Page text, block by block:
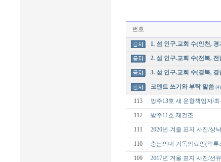
번호
1. 섬 인구.교회 수(인천, 경
2. 섬 인구.교회 수(전북, 전
3. 섬 인구.교회 수(경북, 경
코멘트 쓰기와 부탁 말씀 (4)
113 방주13호 새 운항책임자/
112 방주11호 재건조
111 2020년 겨울 표지 사진/상
110 충남의대 기독의료인(익
109 2017년 겨울 표지 사진/선